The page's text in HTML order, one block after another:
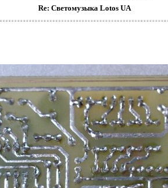
Re: Светомузыка Lotos UA